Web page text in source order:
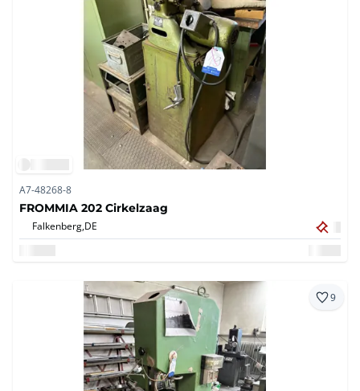
A7-48268-8
FROMMIA 202 Cirkelzaag
Falkenberg,DE
9